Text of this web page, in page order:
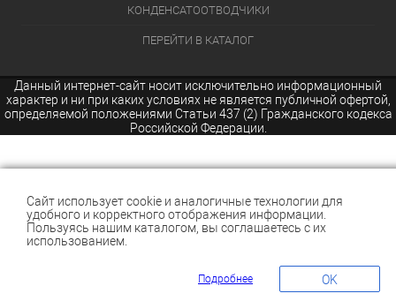
КОНДЕНСАТООТВОДЧИКИ
ПЕРЕЙТИ В КАТАЛОГ
Данный интернет-сайт носит исключительно информационный
характер и ни при каких условиях не является публичной офертой,
определяемой положениями Статьи 437 (2) Гражданского кодекса
Российской Федерации.
Сайт использует cookie и аналогичные технологии для
удобного и корректного отображения информации.
Пользуясь нашим каталогом, вы соглашаетесь с их
использованием.
Подробнее OK